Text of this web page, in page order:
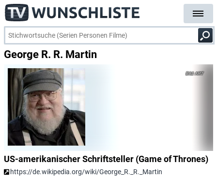
George R. R. Martin
ART
US-amerikanischer Schriftsteller (Game of Thrones)
https://de.wikipedia.org/wiki/George_R._R._Martin